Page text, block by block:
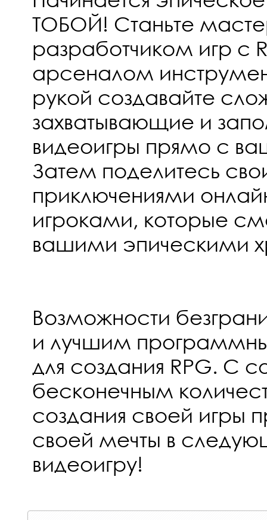
ТОБОЙ! Станьте
разработчиком игр с
арсеналом
рукой создавайте
захватывающие и
видеоигры прямо с
Затем поделитесь
приключениями
игроками, которые
вашими эпическими
Возможности
и лучшим
для создания RPG. С
бесконечным
создания своей игры
своей мечты в
видеоигру!